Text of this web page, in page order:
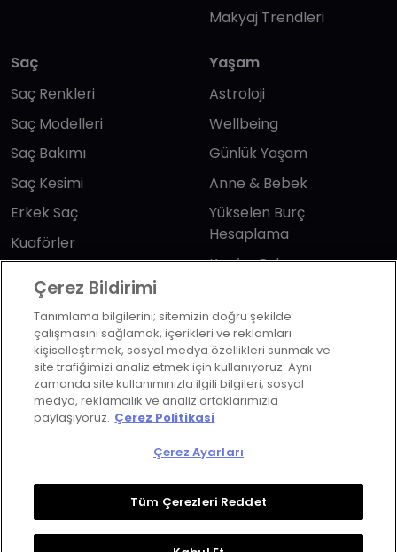
Makyaj Trendleri
Saç
Saç Renkleri
Saç Modelleri
Saç Bakımı
Saç Kesimi
Erkek Saç
Kuaförler
Yaşam
Astroloji
Wellbeing
Günlük Yaşam
Anne & Bebek
Yükselen Burç
Hesaplama
Kuafor Bulma
Bizi takip edin
KVKK Başvuru Formu
Kullanım Şart ve Koşulları
Çerez Politikası
Çerez Ayarları
Copyrights ©2026 Herkes İçin Güzellik. Design &
Çerez Bildirimi
Tanımlama bilgilerini; sitemizin doğru şekilde
çalışmasını sağlamak, içerikleri ve reklamları
kişiselleştirmek, sosyal medya özellikleri sunmak ve
site trafiğimizi analiz etmek için kullanıyoruz. Aynı
zamanda site kullanımınızla ilgili bilgileri; sosyal
medya, reklamcılık ve analiz ortaklarımızla
paylaşıyoruz. Çerez Politikasi
Çerez Ayarları
Tüm Çerezleri Reddet